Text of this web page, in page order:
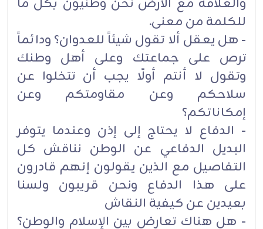
للكلمة ‏من معنى.
- هل يعقل ألا تقول شيئاً للعدوان؟ ودائماً
ترص على ‏جماعتك وعلى أهل وطنك
وتقول لا أنتم أولًا يجب أن تتخلوا عن
سلاحكم وعن مقاومتكم وعن
إمكاناتكم؟
- الدفاع لا يحتاج إلى إذن وعندما يتوفر
البديل الدفاعي عن الوطن نناقش كل
التفاصيل مع الذين ‏يقولون إنهم قادرون
على هذا الدفاع ونحن قريبون ولسنا
بعيدين عن كيفية النقاش
- هل هناك تعارض بين الإسلام والوطن؟